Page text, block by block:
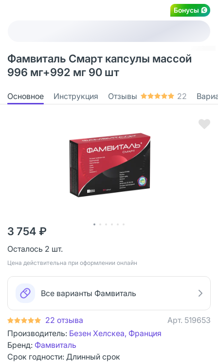
Бонусы
Фамвиталь Смарт капсулы массой
996 мг+992 мг 90 шт
Основное Инструкция Отзывы 22
3 754 ₽
Осталось 2 шт.
Цена действительна при оформлении онлайн
Все варианты Фамвиталь
22 отзыва Арт. 519653
Производитель: Безен Хелскеа, Франция
Бренд: Фамвиталь
Срок годности: Длинный срок